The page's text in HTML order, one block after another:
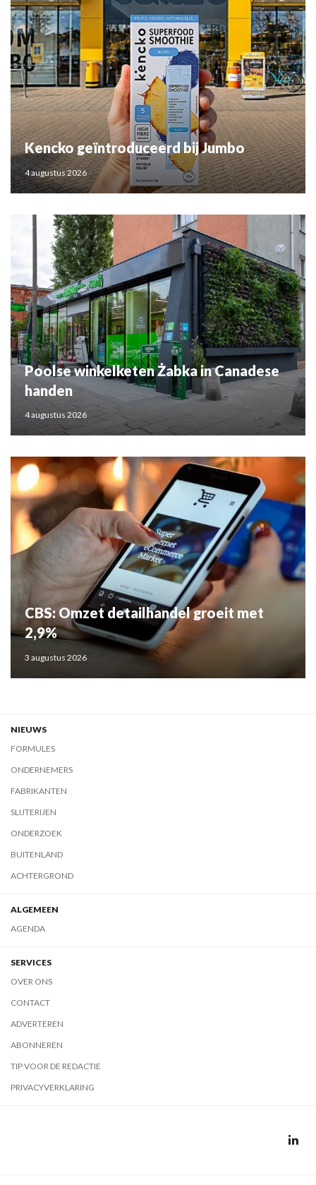
Kencko geïntroduceerd bij Jumbo
4 augustus 2026
Poolse winkelketen Żabka in Canadese
handen
4 augustus 2026
CBS: Omzet detailhandel groeit met
2,9%
3 augustus 2026
NIEUWS
FORMULES
ONDERNEMERS
FABRIKANTEN
SLIJTERIJEN
ONDERZOEK
BUITENLAND
ACHTERGROND
ALGEMEEN
AGENDA
SERVICES
OVER ONS
CONTACT
ADVERTEREN
ABONNEREN
TIP VOOR DE REDACTIE
PRIVACYVERKLARING